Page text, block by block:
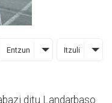
Entzun Itzuli
ditu Landarbaso